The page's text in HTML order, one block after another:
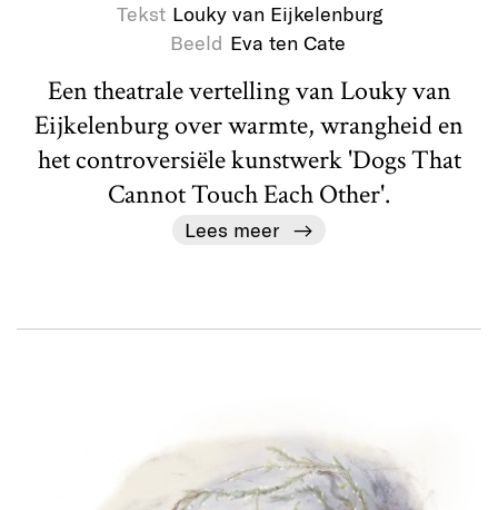
Tekst Louky van Eijkelenburg
Beeld Eva ten Cate
Een theatrale vertelling van Louky van
Eijkelenburg over warmte, wrangheid en
het controversiële kunstwerk 'Dogs That
Cannot Touch Each Other'.
Lees meer